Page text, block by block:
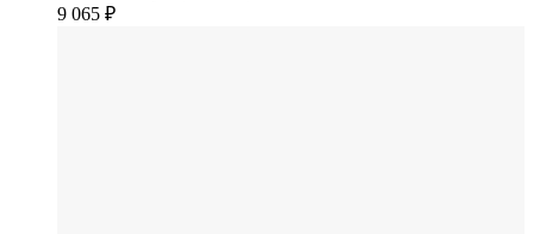
9 065 ₽